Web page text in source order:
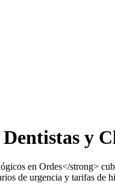
y
en Ordes</strong>
de urgencia y tarifas de